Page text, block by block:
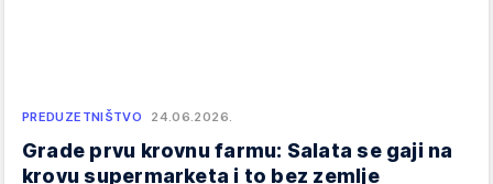
PREDUZETNIŠTVO 24.06.2026.
Grade prvu krovnu farmu: Salata se gaji na
krovu supermarketa i to bez zemlje